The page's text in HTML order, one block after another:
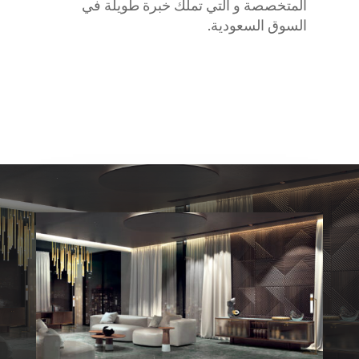
المتخصصة و التي تملك خبرة طويلة في
السوق السعودية.